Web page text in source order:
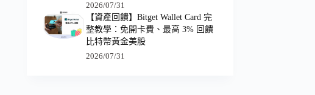
2026/07/31
【資產回饋】Bitget Wallet Card 完
整教學：免開卡費、最高 3% 回饋
比特幣黃金美股
2026/07/31